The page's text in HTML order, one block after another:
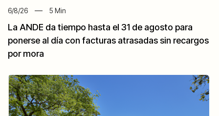
6/8/26 5 Min
La ANDE da tiempo hasta el 31 de agosto para
ponerse al día con facturas atrasadas sin recargos
por mora